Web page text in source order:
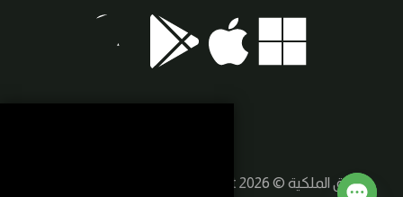
حقوق الملكية © 2026 SmartCraft | صنع بواسطة